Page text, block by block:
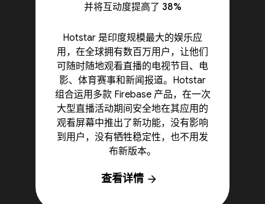
并将互动度提高了 38%
Hotstar 是印度规模最大的娱乐应
用，在全球拥有数百万用户，让他们
可随时随地观看直播的电视节目、电
影、体育赛事和新闻报道。Hotstar
组合运用多款 Firebase 产品，在一次
大型直播活动期间安全地在其应用的
观看屏幕中推出了新功能，没有影响
到用户，没有牺牲稳定性，也不用发
布新版本。
查看详情 arrow_forward